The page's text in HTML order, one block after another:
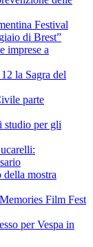
Festival
di Brest”
imprese a
la Sagra del
parte
studio per gli
mostra
Film Fest
per Vespa in